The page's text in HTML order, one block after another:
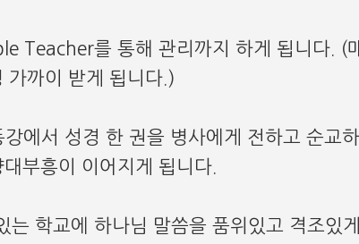
Teacher를 통해 관리까지 하게 됩니다. (
까이 받게 됩니다.)
에서 성경 한 권을 병사에게 전하고 순교
부흥이 이어지게 됩니다.
는 학교에 하나님 말씀을 품위있고 격조있